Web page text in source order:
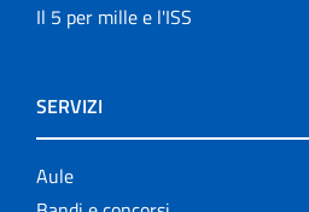
Il 5 per mille e l'ISS
SERVIZI
Aule